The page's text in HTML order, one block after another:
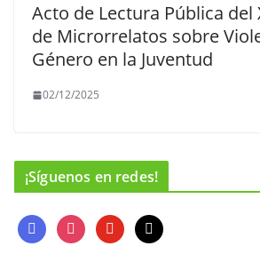
Acto de Lectura Pública del
de Microrrelatos sobre
Género en la Juventud
02/12/2025
¡Síguenos en redes!
f
a
i
n
y
o
m
a